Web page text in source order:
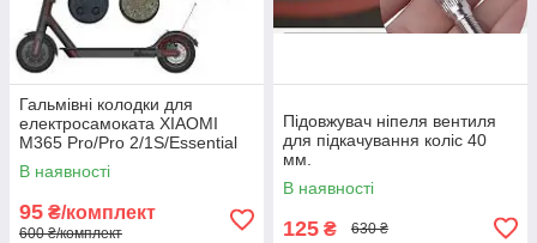
Гальмівні колодки для
електросамоката XIAOMI
M365 Pro/Pro 2/1S/Essential
В наявності
95 ₴/комплект
600 ₴/комплект
Підовжувач ніпеля вентиля
для підкачування коліс 40
мм.
В наявності
125 ₴ 630 ₴